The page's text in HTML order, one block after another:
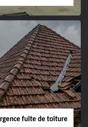
fuite de toiture